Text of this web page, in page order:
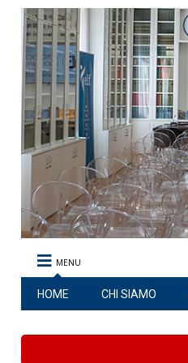
MENU
HOME CHI SIAMO